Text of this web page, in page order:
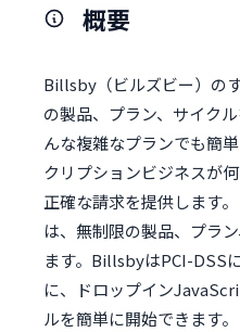
概要
Billsby（ビルズビー）の
の製品、プラン、サイク
んな複雑なプランでも簡
クリプションビジネスが
正確な請求を提供します
は、無制限の製品、プラ
ます。BillsbyはPCI-DSS
に、ドロップイン
ルを簡単に開始できます。